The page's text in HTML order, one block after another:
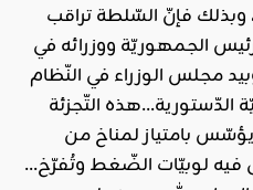
فإنّ السّلطة تراقب
الجمهوريّة ووزرائه في
مجلس الوزراء في النّظام
الدّستورية…هذه التّجزئة
بامتياز لمناخ من
فيه لوبيّات الضّغط وتُفرّخ…